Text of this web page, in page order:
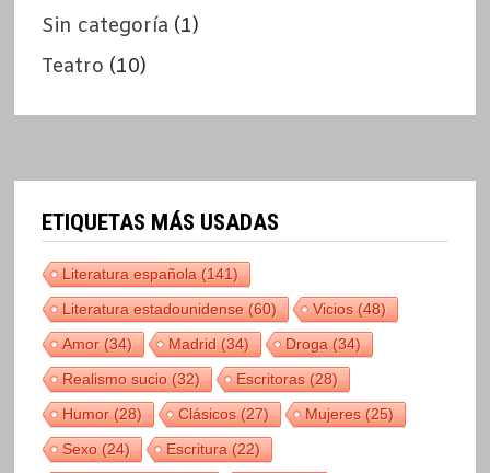
Sin categoría (1)
Teatro (10)
ETIQUETAS MÁS USADAS
Literatura española(141)
Literatura estadounidense(60) Vicios(48)
Amor(34) Madrid(34) Droga(34)
Realismo sucio(32) Escritoras(28)
Humor(28) Clásicos(27) Mujeres(25)
Sexo(24) Escritura(22)